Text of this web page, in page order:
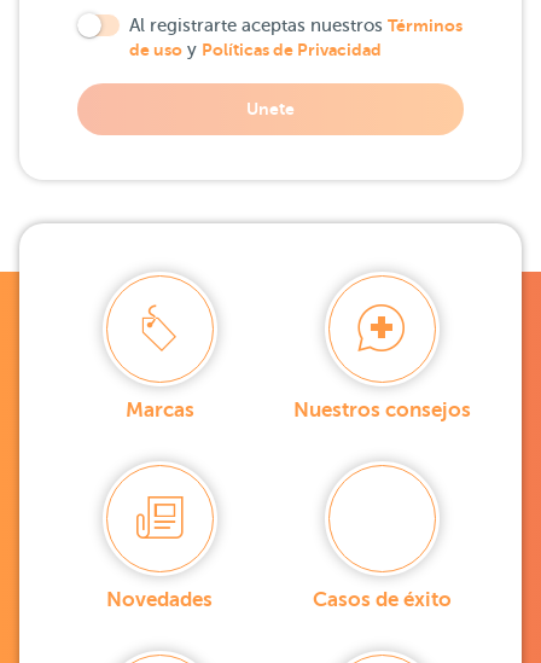
Al registrarte aceptas nuestros Términos
de uso y Políticas de Privacidad
Unete
Marcas Nuestros consejos
Novedades Casos de éxito